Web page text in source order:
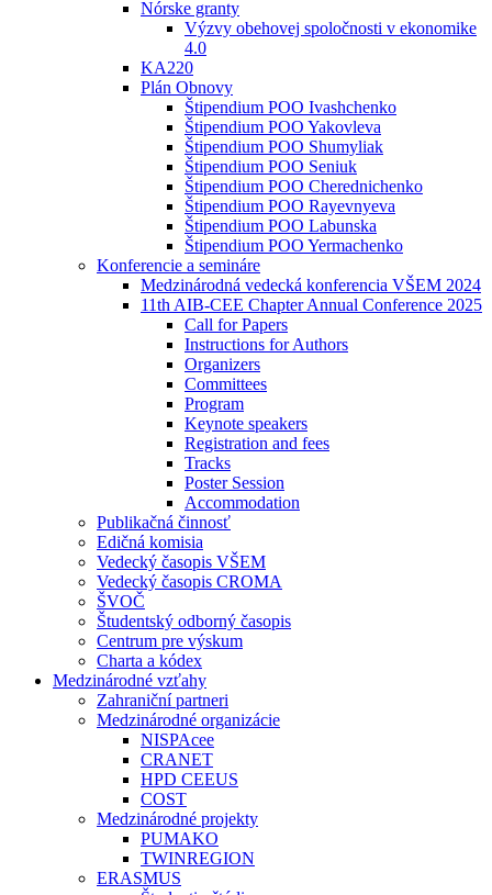
Nórske granty
Výzvy obehovej spoločnosti v ekonomike
4.0
KA220
Plán Obnovy
Štipendium POO Ivashchenko
Štipendium POO Yakovleva
Štipendium POO Shumyliak
Štipendium POO Seniuk
Štipendium POO Cherednichenko
Štipendium POO Rayevnyeva
Štipendium POO Labunska
Štipendium POO Yermachenko
Konferencie a semináre
Medzinárodná vedecká konferencia VŠEM 2024
11th AIB-CEE Chapter Annual Conference 2025
Call for Papers
Instructions for Authors
Organizers
Committees
Program
Keynote speakers
Registration and fees
Tracks
Poster Session
Accommodation
Publikačná činnosť
Edičná komisia
Vedecký časopis VŠEM
Vedecký časopis CROMA
ŠVOČ
Študentský odborný časopis
Centrum pre výskum
Charta a kódex
Medzinárodné vzťahy
Zahraniční partneri
Medzinárodné organizácie
NISPAcee
CRANET
HPD CEEUS
COST
Medzinárodné projekty
PUMAKO
TWINREGION
ERASMUS